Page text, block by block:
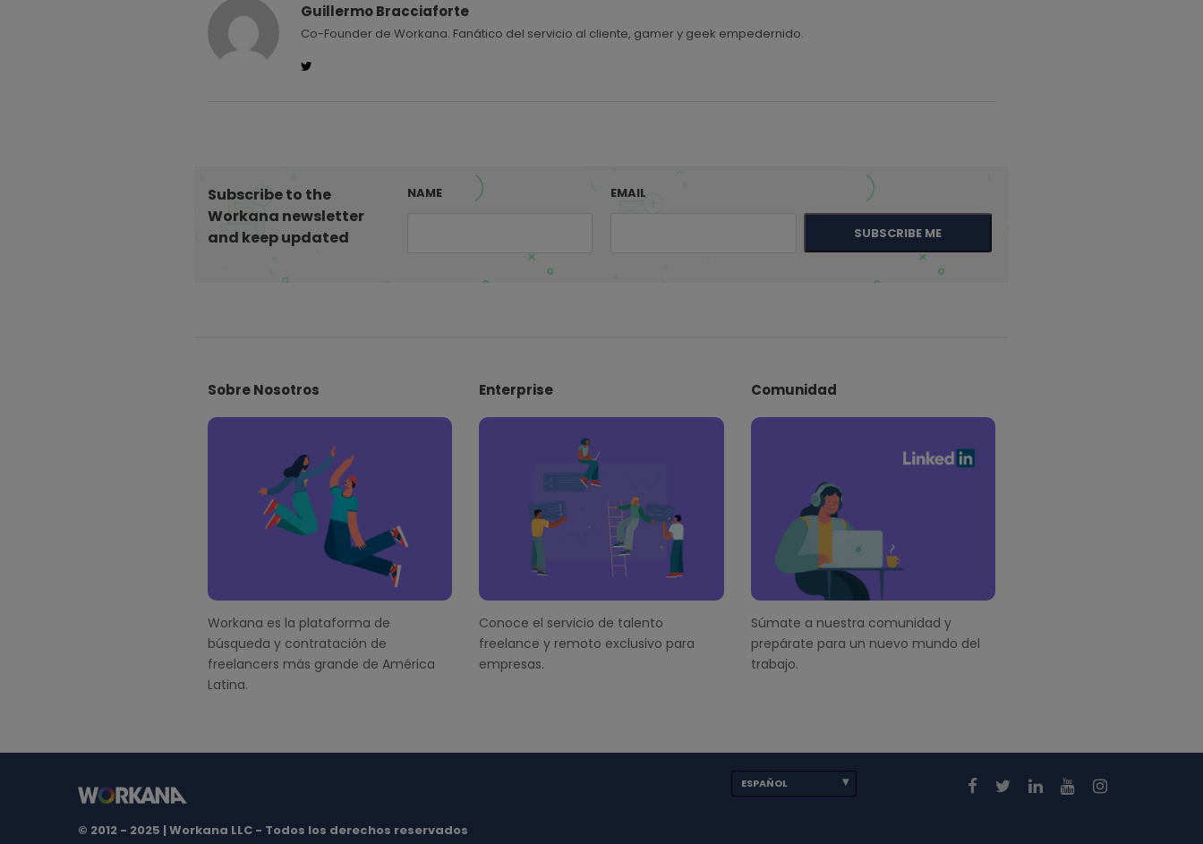
Guillermo Bracciaforte
Co-Founder de Workana. Fanático del servicio al cliente, gamer y geek empedernido.
Subscribe to the
Workana newsletter
and keep updated
NAME EMAIL
SUBSCRIBE ME
Sobre Nosotros
Workana es la plataforma de
búsqueda y contratación de
freelancers más grande de América
Latina.
Enterprise
Conoce el servicio de talento
freelance y remoto exclusivo para
empresas.
Comunidad
Súmate a nuestra comunidad y
prepárate para un nuevo mundo del
trabajo.
© 2012 - 2025 | Workana LLC - Todos los derechos reservados
ESPAÑOL